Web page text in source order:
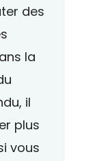
des
la
il
plus
vous